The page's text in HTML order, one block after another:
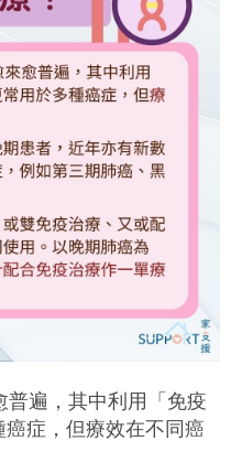
遍，其中利用「免疫
症，但療效在不同癌